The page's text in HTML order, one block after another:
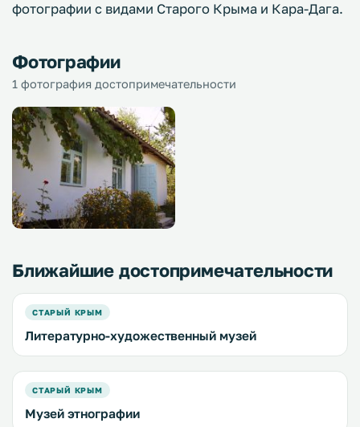
фотографии с видами Старого Крыма и Кара-Дага.
Фотографии
1 фотография достопримечательности
Ближайшие достопримечательности
СТАРЫЙ КРЫМ
Литературно-художественный музей
СТАРЫЙ КРЫМ
Музей этнографии